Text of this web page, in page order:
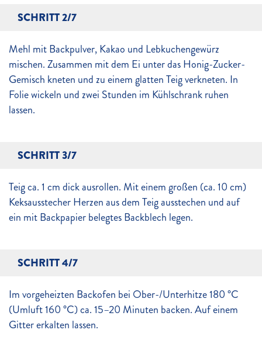
SCHRITT 2/7
Mehl mit Backpulver, Kakao und Lebkuchengewürz
mischen. Zusammen mit dem Ei unter das Honig-Zucker-
Gemisch kneten und zu einem glatten Teig verkneten. In
Folie wickeln und zwei Stunden im Kühlschrank ruhen
lassen.
SCHRITT 3/7
Teig ca. 1 cm dick ausrollen. Mit einem großen (ca. 10 cm)
Keksausstecher Herzen aus dem Teig ausstechen und auf
ein mit Backpapier belegtes Backblech legen.
SCHRITT 4/7
Im vorgeheizten Backofen bei Ober-/Unterhitze 180 °C
(Umluft 160 °C) ca. 15–20 Minuten backen. Auf einem
Gitter erkalten lassen.